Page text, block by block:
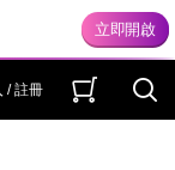
/ 註冊